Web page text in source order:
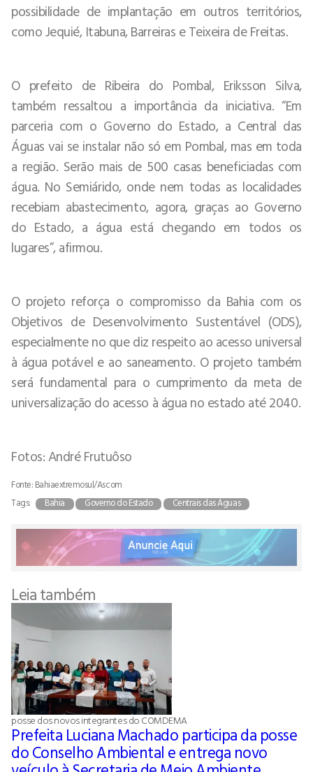
possibilidade de implantação em outros territórios,
como Jequié, Itabuna, Barreiras e Teixeira de Freitas.
O prefeito de Ribeira do Pombal, Eriksson Silva,
também ressaltou a importância da iniciativa. “Em
parceria com o Governo do Estado, a Central das
Águas vai se instalar não só em Pombal, mas em toda
a região. Serão mais de 500 casas beneficiadas com
água. No Semiárido, onde nem todas as localidades
recebiam abastecimento, agora, graças ao Governo
do Estado, a água está chegando em todos os
lugares”, afirmou.
O projeto reforça o compromisso da Bahia com os
Objetivos de Desenvolvimento Sustentável (ODS),
especialmente no que diz respeito ao acesso universal
à água potável e ao saneamento. O projeto também
será fundamental para o cumprimento da meta de
universalização do acesso à água no estado até 2040.
Fotos: André Frutuôso
Fonte: Bahiaextremosul/Ascom
Tags:
Bahia Governo do Estado Centrais das Águas
Leia também
posse dos novos integrantes do COMDEMA
Prefeita Luciana Machado participa da posse
do Conselho Ambiental e entrega novo